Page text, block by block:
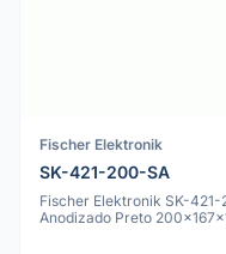
Fischer Elektronik
SK-421-200-SA
Fischer Elektronik SK-
Anodizado Preto